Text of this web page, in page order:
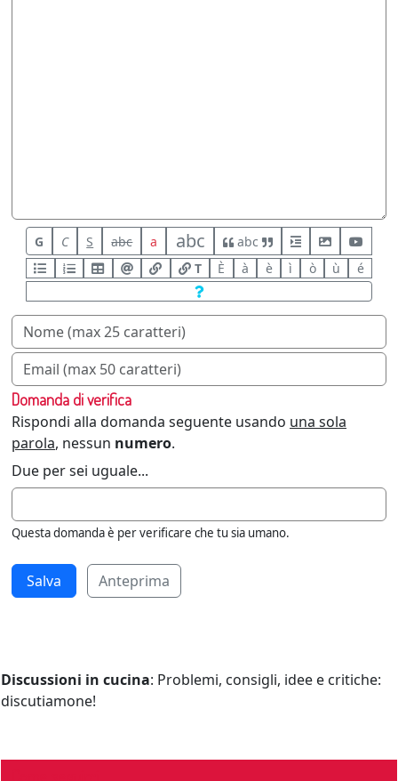
G C S abc a abc
abc
T
È à è ì ò ù é
Domanda di verifica
Rispondi alla domanda seguente usando una sola
parola, nessun numero.
Due per sei uguale...
Questa domanda è per verificare che tu sia umano.
Anteprima
Discussioni in cucina: Problemi, consigli, idee e critiche:
discutiamone!